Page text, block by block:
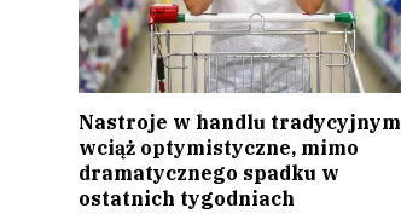
Nastroje w handlu tradycyjnym
wciąż optymistyczne, mimo
dramatycznego spadku w
ostatnich tygodniach